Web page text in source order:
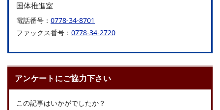
国体推進室
電話番号： 0778-34-8701
ファックス番号： 0778-34-2720
アンケートにご協力下さい
この記事はいかがでしたか？